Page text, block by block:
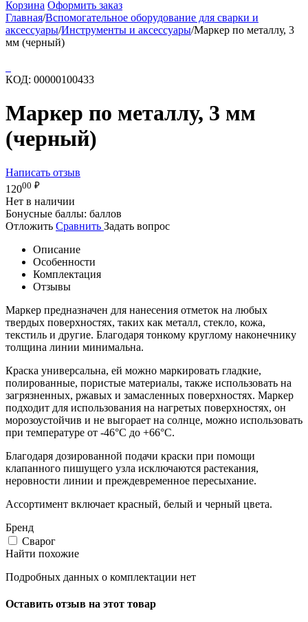
Корзина Оформить заказ
Главная/Вспомогательное оборудование для сварки и
аксессуары/Инструменты и аксессуары/Маркер по металлу, 3
мм (черный)
КОД: 00000100433
Маркер по металлу, 3 мм
(черный)
Написать отзыв
12000 ₽
Нет в наличии
Бонусные баллы: баллов
Отложить Сравнить Задать вопрос
Описание
Особенности
Комплектация
Отзывы
Маркер предназначен для нанесения отметок на любых
твердых поверхностях, таких как металл, стекло, кожа,
текстиль и другие. Благодаря тонкому круглому наконечнику
толщина линии минимальна.
Краска универсальна, ей можно маркировать гладкие,
полированные, пористые материалы, также использовать на
загрязненных, ржавых и замасленных поверхностях. Маркер
подходит для использования на нагретых поверхностях, он
морозоустойчив и не выгорает на солнце, можно использовать
при температуре от -46°C до +66°C.
Благодаря дозированной подачи краски при помощи
клапанного пишущего узла исключаются растекания,
неровности линии и преждевременное пересыхание.
Ассортимент включает красный, белый и черный цвета.
Бренд
Сварог
Найти похожие
Подробных данных о комплектации нет
Оставить отзыв на этот товар